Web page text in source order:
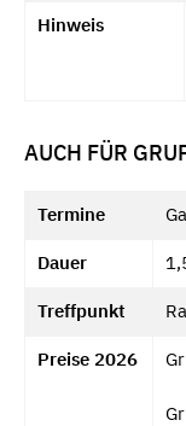
Hinweis
AUCH FÜR
Termine
Dauer
Treffpunkt
Preise 2026